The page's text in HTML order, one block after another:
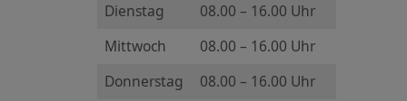
Dienstag
08.00 – 16.00 Uhr
Mittwoch
08.00 – 16.00 Uhr
Donnerstag
08.00 – 16.00 Uhr